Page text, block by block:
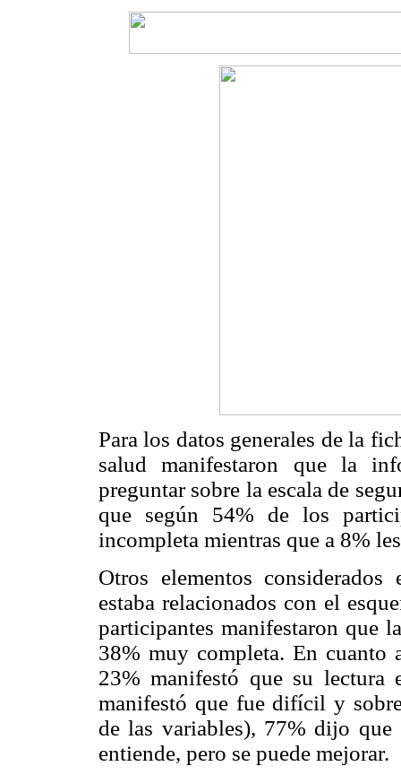
Para los datos generales de la
salud manifestaron que la
preguntar sobre la escala de
que según 54% de los
incompleta mientras que a 8%
Otros elementos
estaba relacionados con el
participantes manifestaron que
38% muy completa. En cuanto
23% manifestó que su
manifestó que fue difícil y
de las variables), 77% dijo
entiende, pero se puede mejorar.